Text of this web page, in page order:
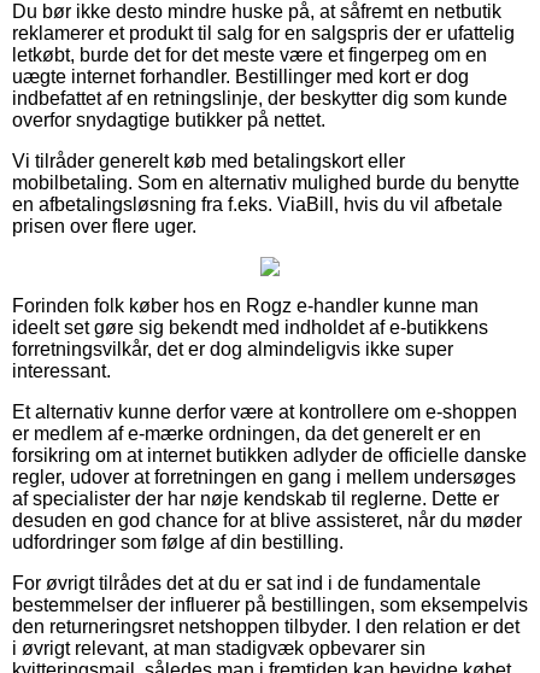
Du bør ikke desto mindre huske på, at såfremt en netbutik
reklamerer et produkt til salg for en salgspris der er ufattelig
letkøbt, burde det for det meste være et fingerpeg om en
uægte internet forhandler. Bestillinger med kort er dog
indbefattet af en retningslinje, der beskytter dig som kunde
overfor snydagtige butikker på nettet.
Vi tilråder generelt køb med betalingskort eller
mobilbetaling. Som en alternativ mulighed burde du benytte
en afbetalingsløsning fra f.eks. ViaBill, hvis du vil afbetale
prisen over flere uger.
Forinden folk køber hos en Rogz e-handler kunne man
ideelt set gøre sig bekendt med indholdet af e-butikkens
forretningsvilkår, det er dog almindeligvis ikke super
interessant.
Et alternativ kunne derfor være at kontrollere om e-shoppen
er medlem af e-mærke ordningen, da det generelt er en
forsikring om at internet butikken adlyder de officielle danske
regler, udover at forretningen en gang i mellem undersøges
af specialister der har nøje kendskab til reglerne. Dette er
desuden en god chance for at blive assisteret, når du møder
udfordringer som følge af din bestilling.
For øvrigt tilrådes det at du er sat ind i de fundamentale
bestemmelser der influerer på bestillingen, som eksempelvis
den returneringsret netshoppen tilbyder. I den relation er det
i øvrigt relevant, at man stadigvæk opbevarer sin